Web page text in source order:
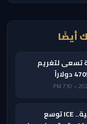
أيضًا
تسعى لتغريم
حتى في الرحلات الداخلية.. ICE توسع